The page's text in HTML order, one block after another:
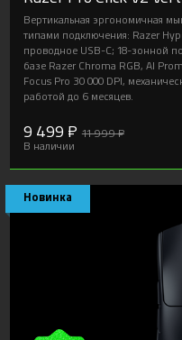
Вертикальная эргономичная
типами подключения: Razer
проводное USB-C; 18-зонной
базе Razer Chroma RGB, AI
Focus Pro 30 000 DPI,
работой до 6 месяцев.
9 499 ₽ 11 999 ₽
В наличии
Новинка